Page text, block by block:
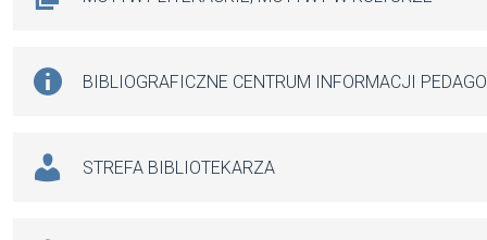
BIBLIOGRAFICZNE CENTRUM INFORMACJI
STREFA BIBLIOTEKARZA